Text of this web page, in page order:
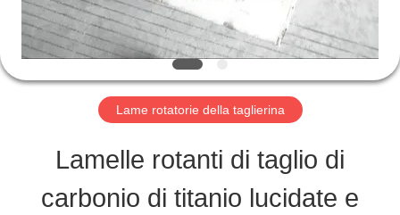
ALLA
FABBRICA
DELLA
Lame rotatorie della taglierina
Lamelle rotanti di taglio di
carbonio di titanio lucidate e